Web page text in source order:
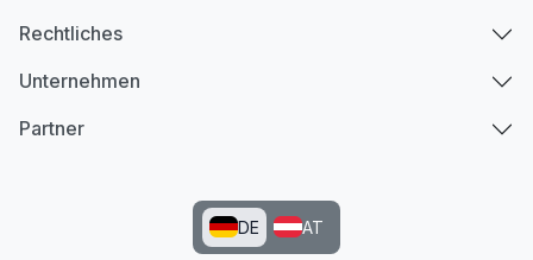
Rechtliches
Unternehmen
Partner
DE AT